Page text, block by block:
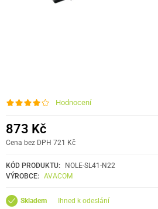
Hodnocení
873 Kč
Cena bez DPH 721 Kč
KÓD PRODUKTU:
NOLE-SL41-N22
VÝROBCE: AVACOM
Skladem ihned k odeslání